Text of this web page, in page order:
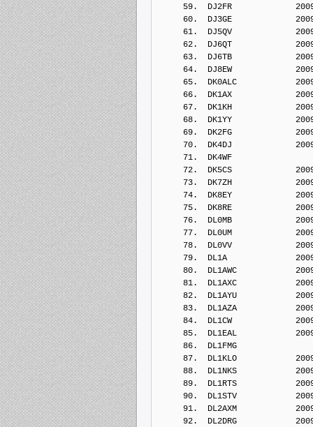
59.  DJ2FR
60.  DJ3GE
61.  DJ5QV
62.  DJ6QT
63.  DJ6TB
64.  DJ8EW
65.  DK0ALC
66.  DK1AX
67.  DK1KH
68.  DK1YY
69.  DK2FG
70.  DK4DJ
71.  DK4WF
72.  DK5CS
73.  DK7ZH
74.  DK8EY
75.  DK8RE
76.  DL0MB
77.  DL0UM
78.  DL0VV
79.  DL1A
80.  DL1AWC
81.  DL1AXC
82.  DL1AYU
83.  DL1AZA
84.  DL1CW
85.  DL1EAL
86.  DL1FMG
87.  DL1KLO
88.  DL1NKS
89.  DL1RTS
90.  DL1STV
91.  DL2AXM
92.  DL2DRG